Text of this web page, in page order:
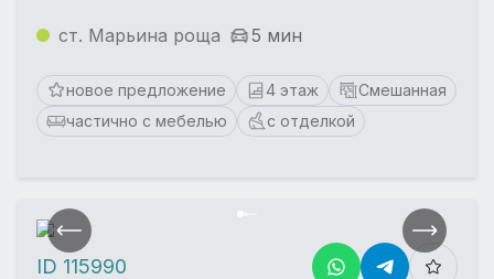
ст. Марьина роща 5 мин
новое предложение 4 этаж
Смешанная
частично с мебелью
с отделкой
ID 115990